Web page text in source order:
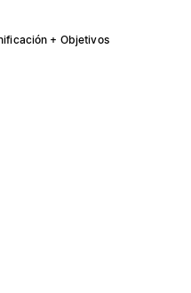
+ Objetivos